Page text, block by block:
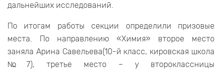
дальнейших исследований.
По итогам работы секции определили призовые
места. По направлению «Химия» второе место
заняла Арина Савельева(10-й класс, кировская школа
№7), третье место – у второклассницы